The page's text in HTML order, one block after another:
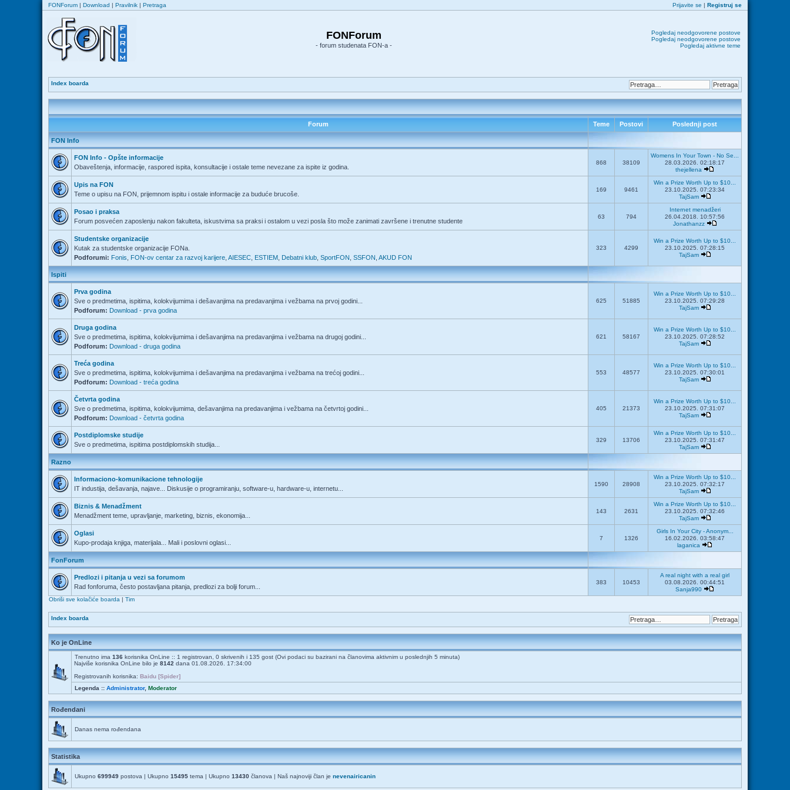
FONForum | Download | Pravilnik | Pretraga Prijavite se | Registruj se
FONForum
- forum studenata FON-a -
Pogledaj neodgovorene postove
Pogledaj neodgovorene postove
Pogledaj aktivne teme
Index boarda
Forum Teme Postovi Poslednji post
FON Info
FON Info - Opšte informacije
Obaveštenja, informacije, raspored ispita, konsultacije i ostale teme nevezane za ispite iz godina.
868 38109
Womens In Your Town - No Se...
28.03.2026. 02:18:17
thejellena
Upis na FON
Teme o upisu na FON, prijemnom ispitu i ostale informacije za buduće brucoše.
169 9461
Win a Prize Worth Up to $10...
23.10.2025. 07:23:34
TajSam
Posao i praksa
Forum posvećen zaposlenju nakon fakulteta, iskustvima sa praksi i ostalom u vezi posla što može zanimati završene i trenutne studente
63 794
Internet menadžeri
26.04.2018. 10:57:56
Jonathanzz
Studentske organizacije
Kutak za studentske organizacije FONa.
Podforumi: Fonis FON-ov centar za razvoj karijere AIESEC ESTIEM Debatni klub SportFON SSFON AKUD FON
323 4299
Win a Prize Worth Up to $10...
23.10.2025. 07:28:15
TajSam
Ispiti
Prva godina
Sve o predmetima, ispitima, kolokvijumima i dešavanjima na predavanjima i vežbama na prvoj godini...
Podforum: Download - prva godina
625 51885
Win a Prize Worth Up to $10...
23.10.2025. 07:29:28
TajSam
Druga godina
Sve o predmetima, ispitima, kolokvijumima i dešavanjima na predavanjima i vežbama na drugoj godini...
Podforum: Download - druga godina
621 58167
Win a Prize Worth Up to $10...
23.10.2025. 07:28:52
TajSam
Treća godina
Sve o predmetima, ispitima, kolokvijumima i dešavanjima na predavanjima i vežbama na trećoj godini...
Podforum: Download - treća godina
553 48577
Win a Prize Worth Up to $10...
23.10.2025. 07:30:01
TajSam
Četvrta godina
Sve o predmetima, ispitima, kolokvijumima, dešavanjima na predavanjima i vežbama na četvrtoj godini...
Podforum: Download - četvrta godina
405 21373
Win a Prize Worth Up to $10...
23.10.2025. 07:31:07
TajSam
Postdiplomske studije
Sve o predmetima, ispitima postdiplomskih studija...
329 13706
Win a Prize Worth Up to $10...
23.10.2025. 07:31:47
TajSam
Razno
Informaciono-komunikacione tehnologije
IT industija, dešavanja, najave... Diskusije o programiranju, software-u, hardware-u, internetu...
1590 28908
Win a Prize Worth Up to $10...
23.10.2025. 07:32:17
TajSam
Biznis & Menadžment
Menadžment teme, upravljanje, marketing, biznis, ekonomija...
143 2631
Win a Prize Worth Up to $10...
23.10.2025. 07:32:46
TajSam
Oglasi
Kupo-prodaja knjiga, materijala... Mali i poslovni oglasi...
7 1326
Girls In Your City - Anonym...
16.02.2026. 03:58:47
laganica
FonForum
Predlozi i pitanja u vezi sa forumom
Rad fonforuma, često postavljana pitanja, predlozi za bolji forum...
383 10453
A real night with a real girl
03.08.2026. 00:44:51
Sanja990
Obriši sve kolačiće boarda | Tim
Index boarda
Ko je OnLine
Trenutno ima 136 korisnika OnLine :: 1 registrovan, 0 skrivenih i 135 gost (Ovi podaci su bazirani na članovima aktivnim u poslednjih 5 minuta)
Najviše korisnika OnLine bilo je 8142 dana 01.08.2026. 17:34:00
Registrovanih korisnika: Baidu [Spider]
Legenda :: Administrator, Moderator
Rođendani
Danas nema rođendana
Statistika
Ukupno 699949 postova | Ukupno 15495 tema | Ukupno 13430 članova | Naš najnoviji član je nevenairicanin